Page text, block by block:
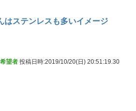
はステンレスも多いイメージ
望者 投稿日時:2019/10/20(日) 20:51:19.30